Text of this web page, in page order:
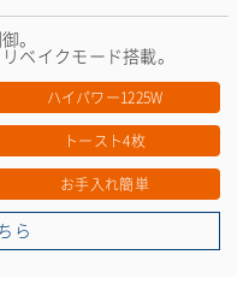
。
ベイクモード搭載。
ハイパワー1225W
トースト4枚
お手入れ簡単
ら